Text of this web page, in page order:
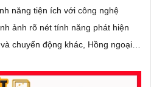
năng tiện ích với công nghệ
ảnh rõ nét tính năng phát hiện
chuyển động khác, Hồng ngoại